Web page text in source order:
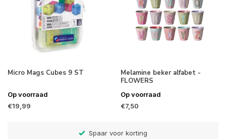
Micro Mags Cubes 9 ST
Op voorraad
€19,99
Melamine beker alfabet -
FLOWERS
Op voorraad
€7,50
Betaal later met Klarna